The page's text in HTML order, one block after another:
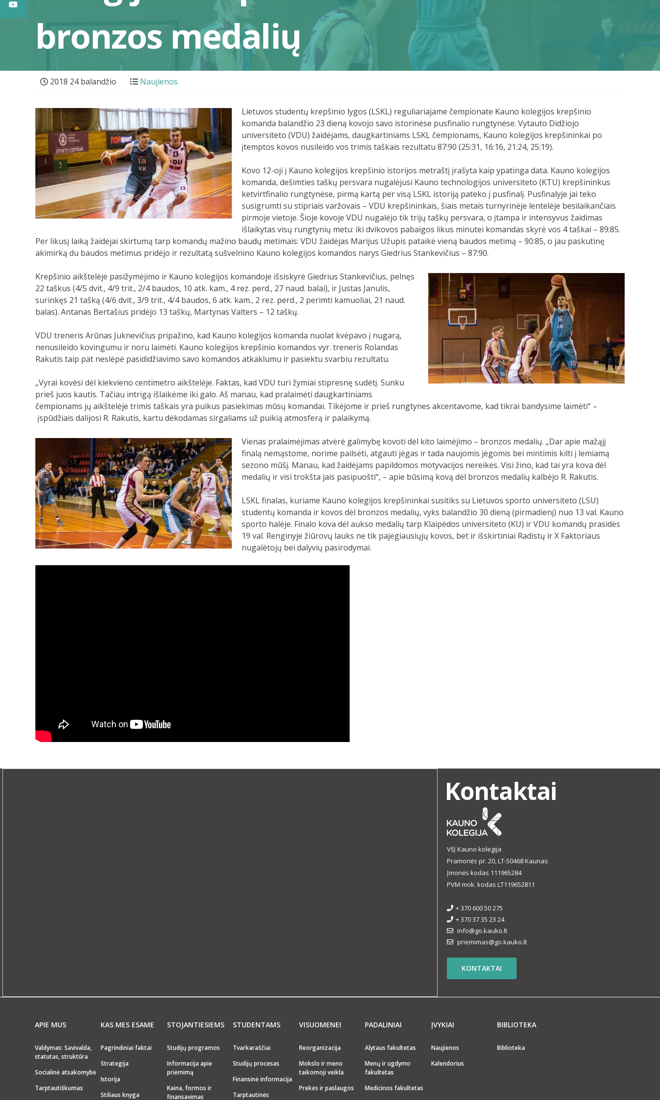
bronzos medalių
2018 24 balandžio Naujienos
Lietuvos studentų krepšinio lygos (LSKL) reguliariajame čempionate Kauno kolegijos krepšinio
komanda balandžio 23 dieną kovojo savo istorinėse pusfinalio rungtynėse. Vytauto Didžiojo
universiteto (VDU) žaidėjams, daugkartiniams LSKL čempionams, Kauno kolegijos krepšininkai po
įtemptos kovos nusileido vos trimis taškais rezultatu 87:90 (25:31, 16:16, 21:24, 25:19).
Kovo 12-oji į Kauno kolegijos krepšinio istorijos metraštį įrašyta kaip ypatinga data. Kauno kolegijos
komanda, dešimties taškų persvara nugalėjusi Kauno technologijos universiteto (KTU) krepšininkus
ketvirtfinalio rungtynėse, pirmą kartą per visą LSKL istoriją pateko į pusfinalį. Pusfinalyje jai teko
susigrumti su stipriais varžovais – VDU krepšininkais, šiais metais turnyrinėje lentelėje besilaikančiais
pirmoje vietoje. Šioje kovoje VDU nugalėjo tik trijų taškų persvara, o įtampa ir intensyvus žaidimas
išlaikytas visų rungtynių metu: iki dvikovos pabaigos likus minutei komandas skyrė vos 4 taškai – 89:85.
Per likusį laiką žaidėjai skirtumą tarp komandų mažino baudų metimais: VDU žaidėjas Marijus Užupis pataikė vieną baudos metimą – 90:85, o jau paskutinę
akimirką du baudos metimus pridėjo ir rezultatą sušvelnino Kauno kolegijos komandos narys Giedrius Stankevičius – 87:90.
Krepšinio aikštelėje pasižymėjimo ir Kauno kolegijos komandoje išsiskyrė Giedrius Stankevičius, pelnęs
22 taškus (4/5 dvit., 4/9 trit., 2/4 baudos, 10 atk. kam., 4 rez. perd., 27 naud. balai), ir Justas Janulis,
surinkęs 21 tašką (4/6 dvit., 3/9 trit., 4/4 baudos, 6 atk. kam., 2 rez. perd., 2 perimti kamuoliai, 21 naud.
balas). Antanas Bertašius pridėjo 13 taškų, Martynas Valters – 12 taškų.
VDU treneris Arūnas Juknevičius pripažino, kad Kauno kolegijos komanda nuolat kvėpavo į nugarą,
nenusileido kovingumu ir noru laimėti. Kauno kolegijos krepšinio komandos vyr. treneris Rolandas
Rakutis taip pat neslėpė pasididžiavimo savo komandos atkaklumu ir pasiektu svarbiu rezultatu.
„Vyrai kovėsi dėl kiekvieno centimetro aikštelėje. Faktas, kad VDU turi žymiai stipresnę sudėtį. Sunku
prieš juos kautis. Tačiau intrigą išlaikėme iki galo. Aš manau, kad pralaimėti daugkartiniams
čempionams jų aikštelėje trimis taškais yra puikus pasiekimas mūsų komandai. Tikėjome ir prieš rungtynes akcentavome, kad tikrai bandysime laimėti“ –
įspūdžiais dalijosi R. Rakutis, kartu dėkodamas sirgaliams už puikią atmosferą ir palaikymą.
Vienas pralaimėjimas atvėrė galimybę kovoti dėl kito laimėjimo – bronzos medalių. „Dar apie mažąjį
finalą nemąstome, norime pailsėti, atgauti jėgas ir tada naujomis jėgomis bei mintimis kilti į lemiamą
sezono mūšį. Manau, kad žaidėjams papildomos motyvacijos nereikės. Visi žino, kad tai yra kova dėl
medalių ir visi trokšta jais pasipuošti“, – apie būsimą kovą dėl bronzos medalių kalbėjo R. Rakutis.
LSKL finalas, kuriame Kauno kolegijos krepšininkai susitiks su Lietuvos sporto universiteto (LSU)
studentų komanda ir kovos dėl bronzos medalių, vyks balandžio 30 dieną (pirmadienį) nuo 13 val. Kauno
sporto halėje. Finalo kova dėl aukso medalių tarp Klaipėdos universiteto (KU) ir VDU komandų prasidės
19 val. Renginyje žiūrovų lauks ne tik pajėgiausiųjų kovos, bet ir išskirtiniai Radistų ir X Faktoriaus
nugalėtojų bei dalyvių pasirodymai.
Kontaktai
VšĮ Kauno kolegija
Pramonės pr. 20, LT-50468 Kaunas
Įmonės kodas 111965284
PVM mok. kodas LT119652811
+ 370 600 50 275
+ 370 37 35 23 24
info@go.kauko.lt
priemimas@go.kauko.lt
KONTAKTAI
APIE MUS
Valdymas: Savivalda,
statutas, struktūra
Socialinė atsakomybė
Tarptautiškumas
KAS MES ESAME
Pagrindiniai faktai
Strategija
Istorija
Stiliaus knyga
STOJANTIESIEMS
Studijų programos
Informacija apie
priėmimą
Kaina, formos ir
finansavimas
STUDENTAMS
Tvarkaraščiai
Studijų procesas
Finansinė informacija
Tarptautinės
VISUOMENEI
Reorganizacija
Mokslo ir meno
taikomoji veikla
Prekės ir paslaugos
PADALINIAI
Alytaus fakultetas
Menų ir ugdymo
fakultetas
Medicinos fakultetas
ĮVYKIAI
Naujienos
Kalendorius
BIBLIOTEKA
Biblioteka